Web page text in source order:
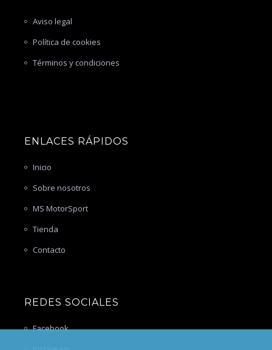
Aviso legal
Política de cookies
Términos y condiciones
ENLACES RÁPIDOS
Inicio
Sobre nosotros
MS MotorSport
Tienda
Contacto
REDES SOCIALES
Facebook